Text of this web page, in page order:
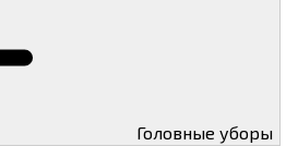
Головные уборы